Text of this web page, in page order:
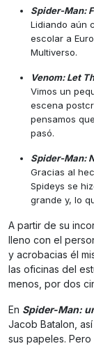
Spider-Man:
Lidiando aún
escolar a
Multiverso.
Venom: Let
Vimos un
escena
pensamos
pasó.
Spider-Man:
Gracias al
Spideys se
grande y, lo
A partir de su
lleno con el
y acrobacias él
las oficinas del
menos, por dos
En Spider-Man:
Jacob Batalon,
sus papeles.